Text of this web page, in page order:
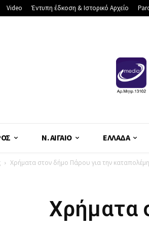
Video Έντυπη έδκοση & Ιστορικό Αρχείο
Ν. ΑΙΓΑΊΟ ΕΛΛΆΔΑ
Χρήματα στον δήμο Πάρου για την
Χρήματα